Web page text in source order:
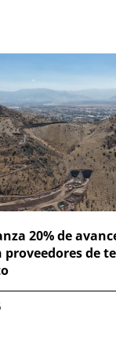
20% de
proveedores de